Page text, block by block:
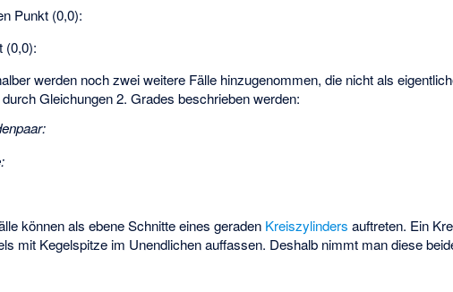
Punkt (0,0):
(0,0):
werden noch zwei weitere Fälle hinzugenommen, die nicht als
Gleichungen 2. Grades beschrieben werden:
können als ebene Schnitte eines geraden Kreiszylinders auftreten. Ein
mit Kegelspitze im Unendlichen auffassen. Deshalb nimmt man diese